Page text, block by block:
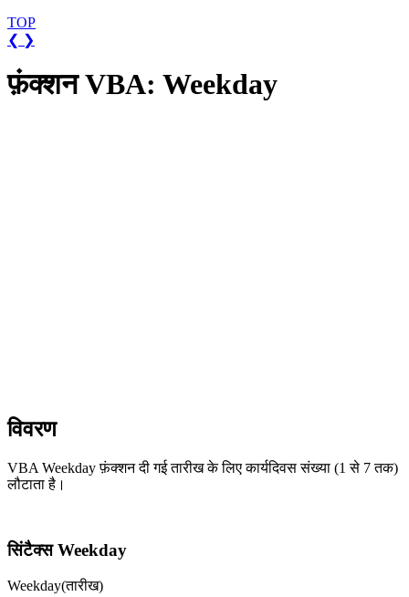
TOP
❮ ❯
फ़ंक्शन VBA: Weekday
विवरण
VBA Weekday फ़ंक्शन दी गई तारीख के लिए कार्यदिवस संख्या (1 से 7 तक)
लौटाता है।
सिंटैक्स Weekday
Weekday(तारीख)